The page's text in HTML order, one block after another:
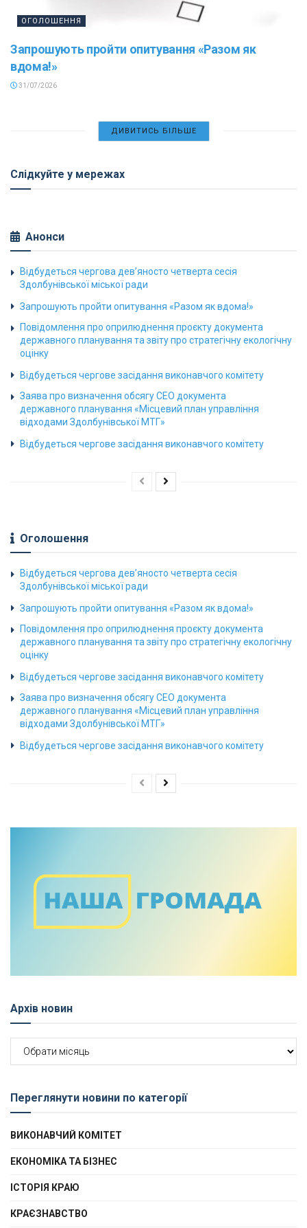
ОГОЛОШЕННЯ
Запрошують пройти опитування «Разом як
вдома!»
31/07/2026
ДИВИТИСЬ БІЛЬШЕ
Слідкуйте у мережах
Анонси
Відбудеться чергова дев’яносто четверта сесія
Здолбунівської міської ради
Запрошують пройти опитування «Разом як вдома!»
Повідомлення про оприлюднення проєкту документа
державного планування та звіту про стратегічну екологічну
оцінку
Відбудеться чергове засідання виконавчого комітету
Заява про визначення обсягу СЕО документа
державного планування «Місцевий план управління
відходами Здолбунівської МТГ»
Відбудеться чергове засідання виконавчого комітету
Оголошення
Відбудеться чергова дев’яносто четверта сесія
Здолбунівської міської ради
Запрошують пройти опитування «Разом як вдома!»
Повідомлення про оприлюднення проєкту документа
державного планування та звіту про стратегічну екологічну
оцінку
Відбудеться чергове засідання виконавчого комітету
Заява про визначення обсягу СЕО документа
державного планування «Місцевий план управління
відходами Здолбунівської МТГ»
Відбудеться чергове засідання виконавчого комітету
Архів новин
новин
Переглянути новини по категорії
ВИКОНАВЧИЙ КОМІТЕТ
ЕКОНОМІКА ТА БІЗНЕС
ІСТОРІЯ КРАЮ
КРАЄЗНАВСТВО